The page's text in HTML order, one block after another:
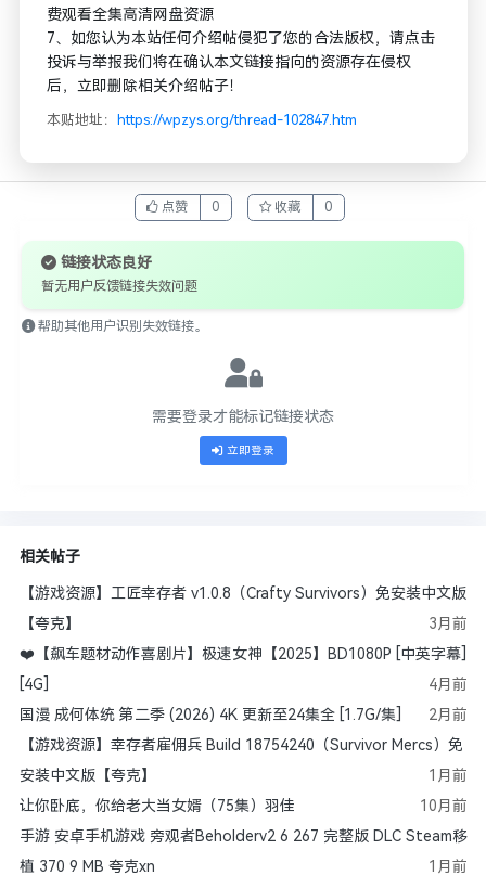
费观看全集高清网盘资源
7、如您认为本站任何介绍帖侵犯了您的合法版权，请点击
投诉与举报我们将在确认本文链接指向的资源存在侵权
后，立即删除相关介绍帖子！
本贴地址： https://wpzys.org/thread-102847.htm
点赞 0 收藏 0
链接状态良好
暂无用户反馈链接失效问题
帮助其他用户识别失效链接。
需要登录才能标记链接状态
立即登录
相关帖子
【游戏资源】工匠幸存者 v1.0.8（Crafty Survivors）免安装中文版
【夸克】
3月前
❤️【飙车题材动作喜剧片】极速女神【2025】BD1080P [中英字幕]
[4G]
4月前
国漫 成何体统 第二季 (2026) 4K 更新至24集全 [1.7G/集]
2月前
【游戏资源】幸存者雇佣兵 Build 18754240（Survivor Mercs）免
安装中文版【夸克】
1月前
让你卧底，你给老大当女婿（75集）羽佳
10月前
手游 安卓手机游戏 旁观者Beholderv2 6 267 完整版 DLC Steam移
植 370 9 MB 夸克xn
1月前